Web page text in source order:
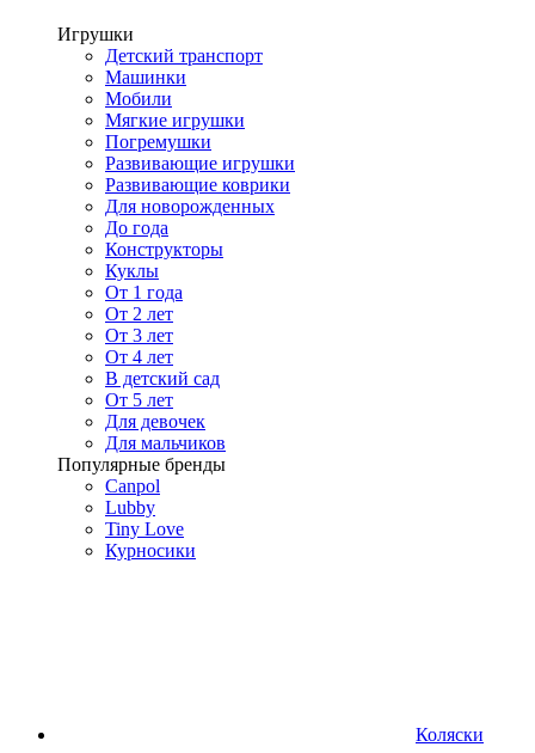
Игрушки
Детский транспорт
Машинки
Мобили
Мягкие игрушки
Погремушки
Развивающие игрушки
Развивающие коврики
Для новорожденных
До года
Конструкторы
Куклы
От 1 года
От 2 лет
От 3 лет
От 4 лет
В детский сад
От 5 лет
Для девочек
Для мальчиков
Популярные бренды
Canpol
Lubby
Tiny Love
Курносики
Коляски